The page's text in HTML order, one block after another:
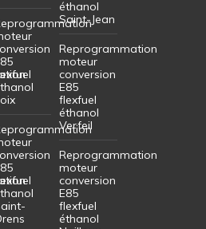
éthanol
Saint-Jean
Reprogrammation
moteur
conversion
E85
flexfuel
éthanol
Verfeil
Reprogrammation
moteur
conversion
E85
flexfuel
éthanol